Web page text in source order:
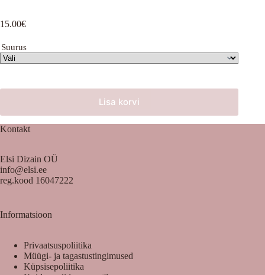
15.00€
Suurus
Lisa korvi
Kontakt
Elsi Dizain OÜ
info@elsi.ee
reg.kood 16047222
Informatsioon
Privaatsuspoliitika
Müügi- ja tagastustingimused
Küpsisepoliitika